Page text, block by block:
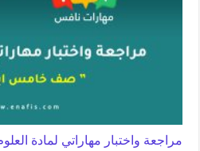
مراجعة واختبار مهاراتي لمادة